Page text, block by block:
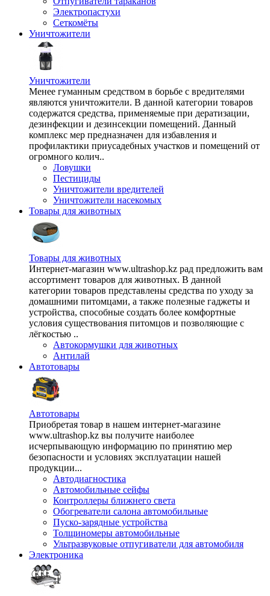
Электропастухи
Сеткомёты
Уничтожители
Уничтожители
Менее гуманным средством в борьбе с вредителями
являются уничтожители. В данной категории товаров
содержатся средства, применяемые при дератизации,
дезинфекции и дезинсекции помещений. Данный
комплекс мер предназначен для избавления и
профилактики приусадебных участков и помещений от
огромного колич..
Ловушки
Пестициды
Уничтожители вредителей
Уничтожители насекомых
Товары для животных
Товары для животных
Интернет-магазин www.ultrashop.kz рад предложить вам
ассортимент товаров для животных. В данной
категории товаров представлены средства по уходу за
домашними питомцами, а также полезные гаджеты и
устройства, способные создать более комфортные
условия существования питомцов и позволяющие с
лёгкостью ..
Автокормушки для животных
Антилай
Автотовары
Автотовары
Приобретая товар в нашем интернет-магазине
www.ultrashop.kz вы получите наиболее
исчерпывающую информацию по принятию мер
безопасности и условиях эксплуатации нашей
продукции...
Автодиагностика
Автомобильные сейфы
Контроллеры ближнего света
Обогреватели салона автомобильные
Пуско-зарядные устройства
Толщиномеры автомобильные
Ультразвуковые отпугиватели для автомобиля
Электроника